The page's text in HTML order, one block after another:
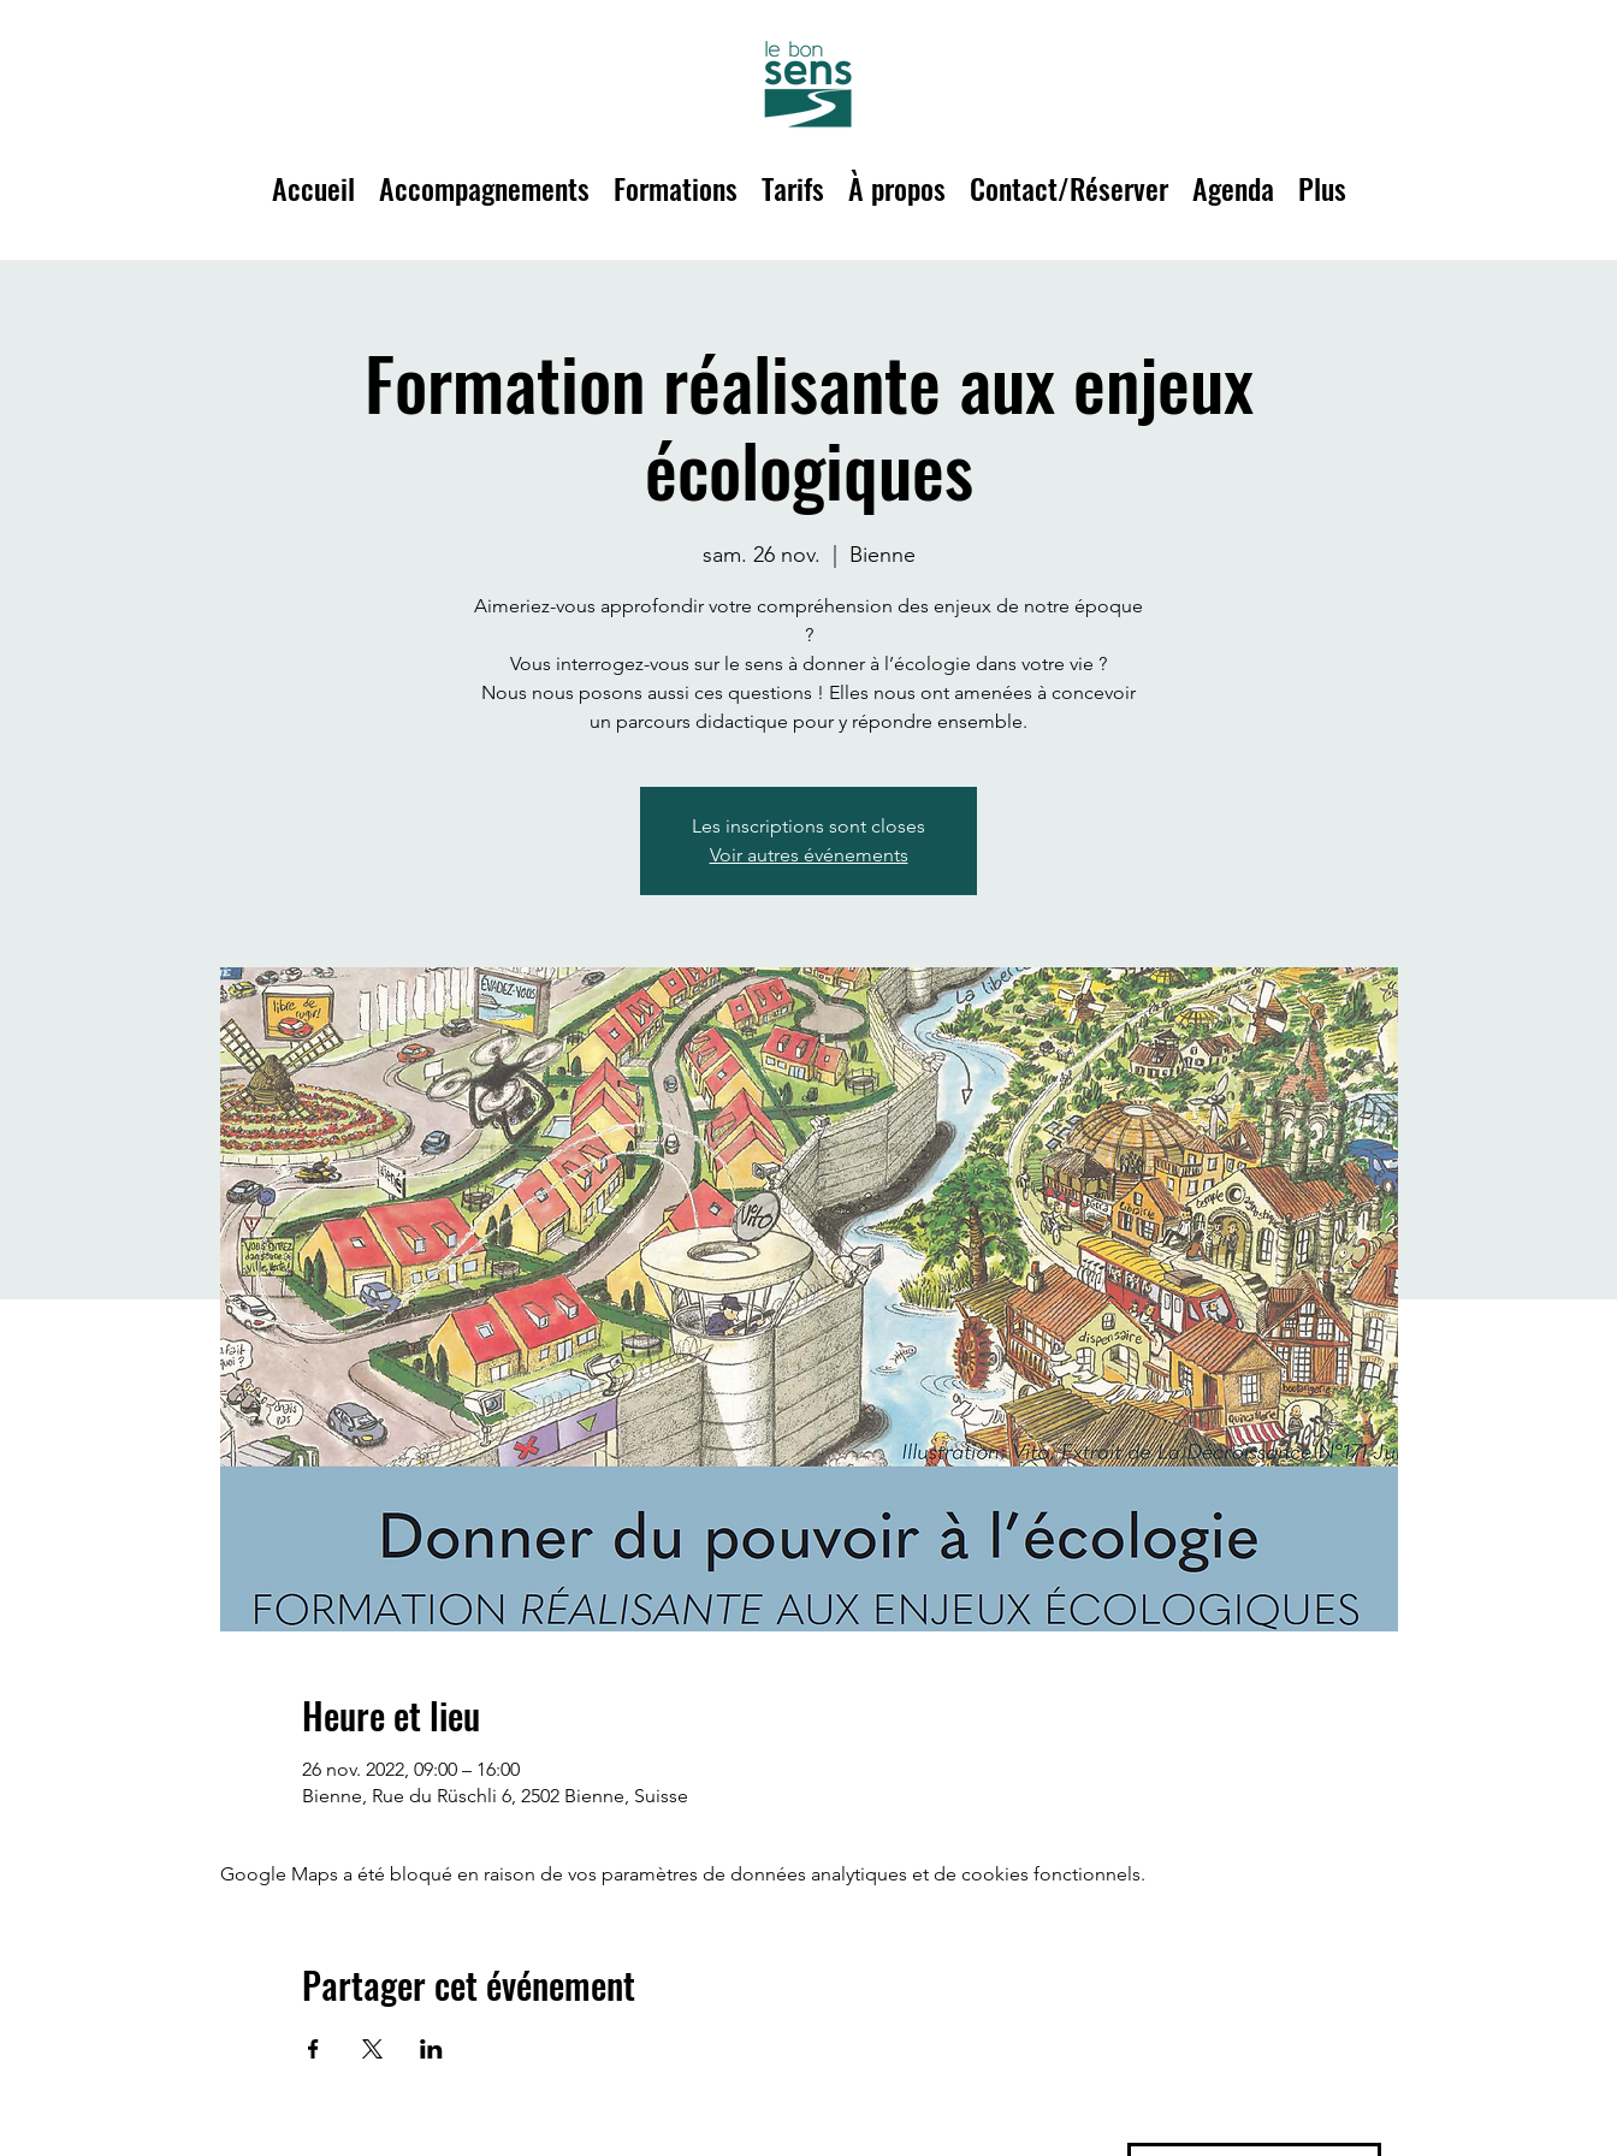
Accueil Accompagnements Formations Tarifs À propos Contact/Réserver Agenda Plus
Formation réalisante aux enjeux
écologiques
sam. 26 nov. Bienne
Aimeriez-vous approfondir votre compréhension des enjeux de notre époque
?
Vous interrogez-vous sur le sens à donner à l’écologie dans votre vie ?
Nous nous posons aussi ces questions ! Elles nous ont amenées à concevoir
un parcours didactique pour y répondre ensemble.
Les inscriptions sont closes
Voir autres événements
Heure et lieu
26 nov. 2022, 09:00 – 16:00
Bienne, Rue du Rüschli 6, 2502 Bienne, Suisse
Google Maps a été bloqué en raison de vos paramètres de données analytiques et de cookies fonctionnels.
Partager cet événement